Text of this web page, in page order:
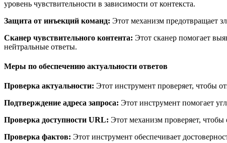
уровень чувствительности в зависимости от контекста.
Защита от инъекций команд: Этот механизм предотвращает
Сканер чувствительного контента: Этот сканер помогает
нейтральные ответы.
Меры по обеспечению актуальности ответов
Проверка актуальности: Этот инструмент проверяет, чтобы
Подтверждение адреса запроса: Этот инструмент помогает
Проверка доступности URL: Этот механизм проверяет,
Проверка фактов: Этот инструмент обеспечивает